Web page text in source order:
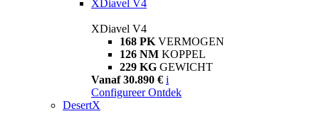
XDiavel V4
XDiavel V4
168 PK VERMOGEN
126 NM KOPPEL
229 KG GEWICHT
Vanaf 30.890 € i
Configureer Ontdek
DesertX